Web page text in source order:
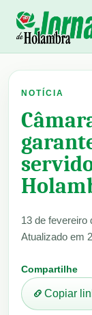
NOTÍCIA
13 de fevereiro
Atualizado em
Compartilhe
Copiar